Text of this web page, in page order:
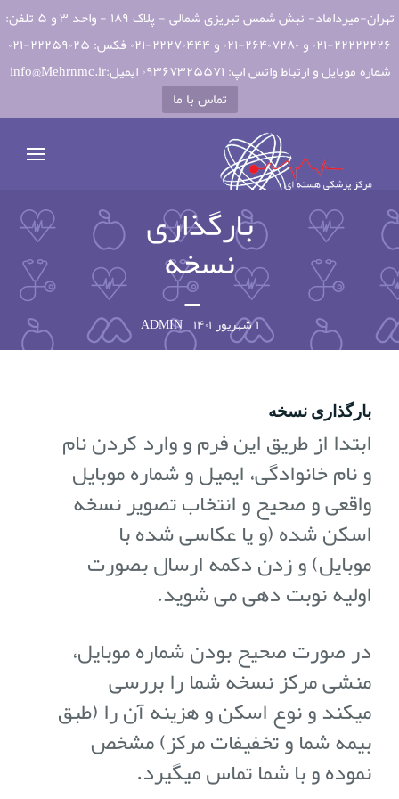
تهران-میرداماد- نبش شمس تبریزی شمالی - پلاک ۱۸۹ - واحد ۳ و ۵ تلفن:
۲۲۲۲۲۲۲۶-۰۲۱ و ۲۶۴۰۷۲۸۰-۰۲۱ و ۲۲۲۷۰۴۴۴-۰۲۱ فکس: ۲۲۲۵۹۰۲۵-۰۲۱
شماره موبایل و ارتباط واتس اپ: ۰۹۳۶۷۳۲۵۵۷۱ ایمیل:info@Mehrnmc.ir
تماس با ما
بارگذاری
نسخه
۱ شهریور ۱۴۰۱ ADMIN
بارگذاری نسخه
ابتدا از طریق این فرم و وارد کردن نام
و نام خانوادگی، ایمیل و شماره موبایل
واقعی و صحیح و انتخاب تصویر نسخه
اسکن شده (و یا عکاسی شده با
موبایل) و زدن دکمه ارسال بصورت
اولیه نوبت دهی می شوید.
در صورت صحیح بودن شماره موبایل،
منشی مرکز نسخه شما را بررسی
میکند و نوع اسکن و هزینه آن را (طبق
بیمه شما و تخفیفات مرکز) مشخص
نموده و با شما تماس میگیرد.